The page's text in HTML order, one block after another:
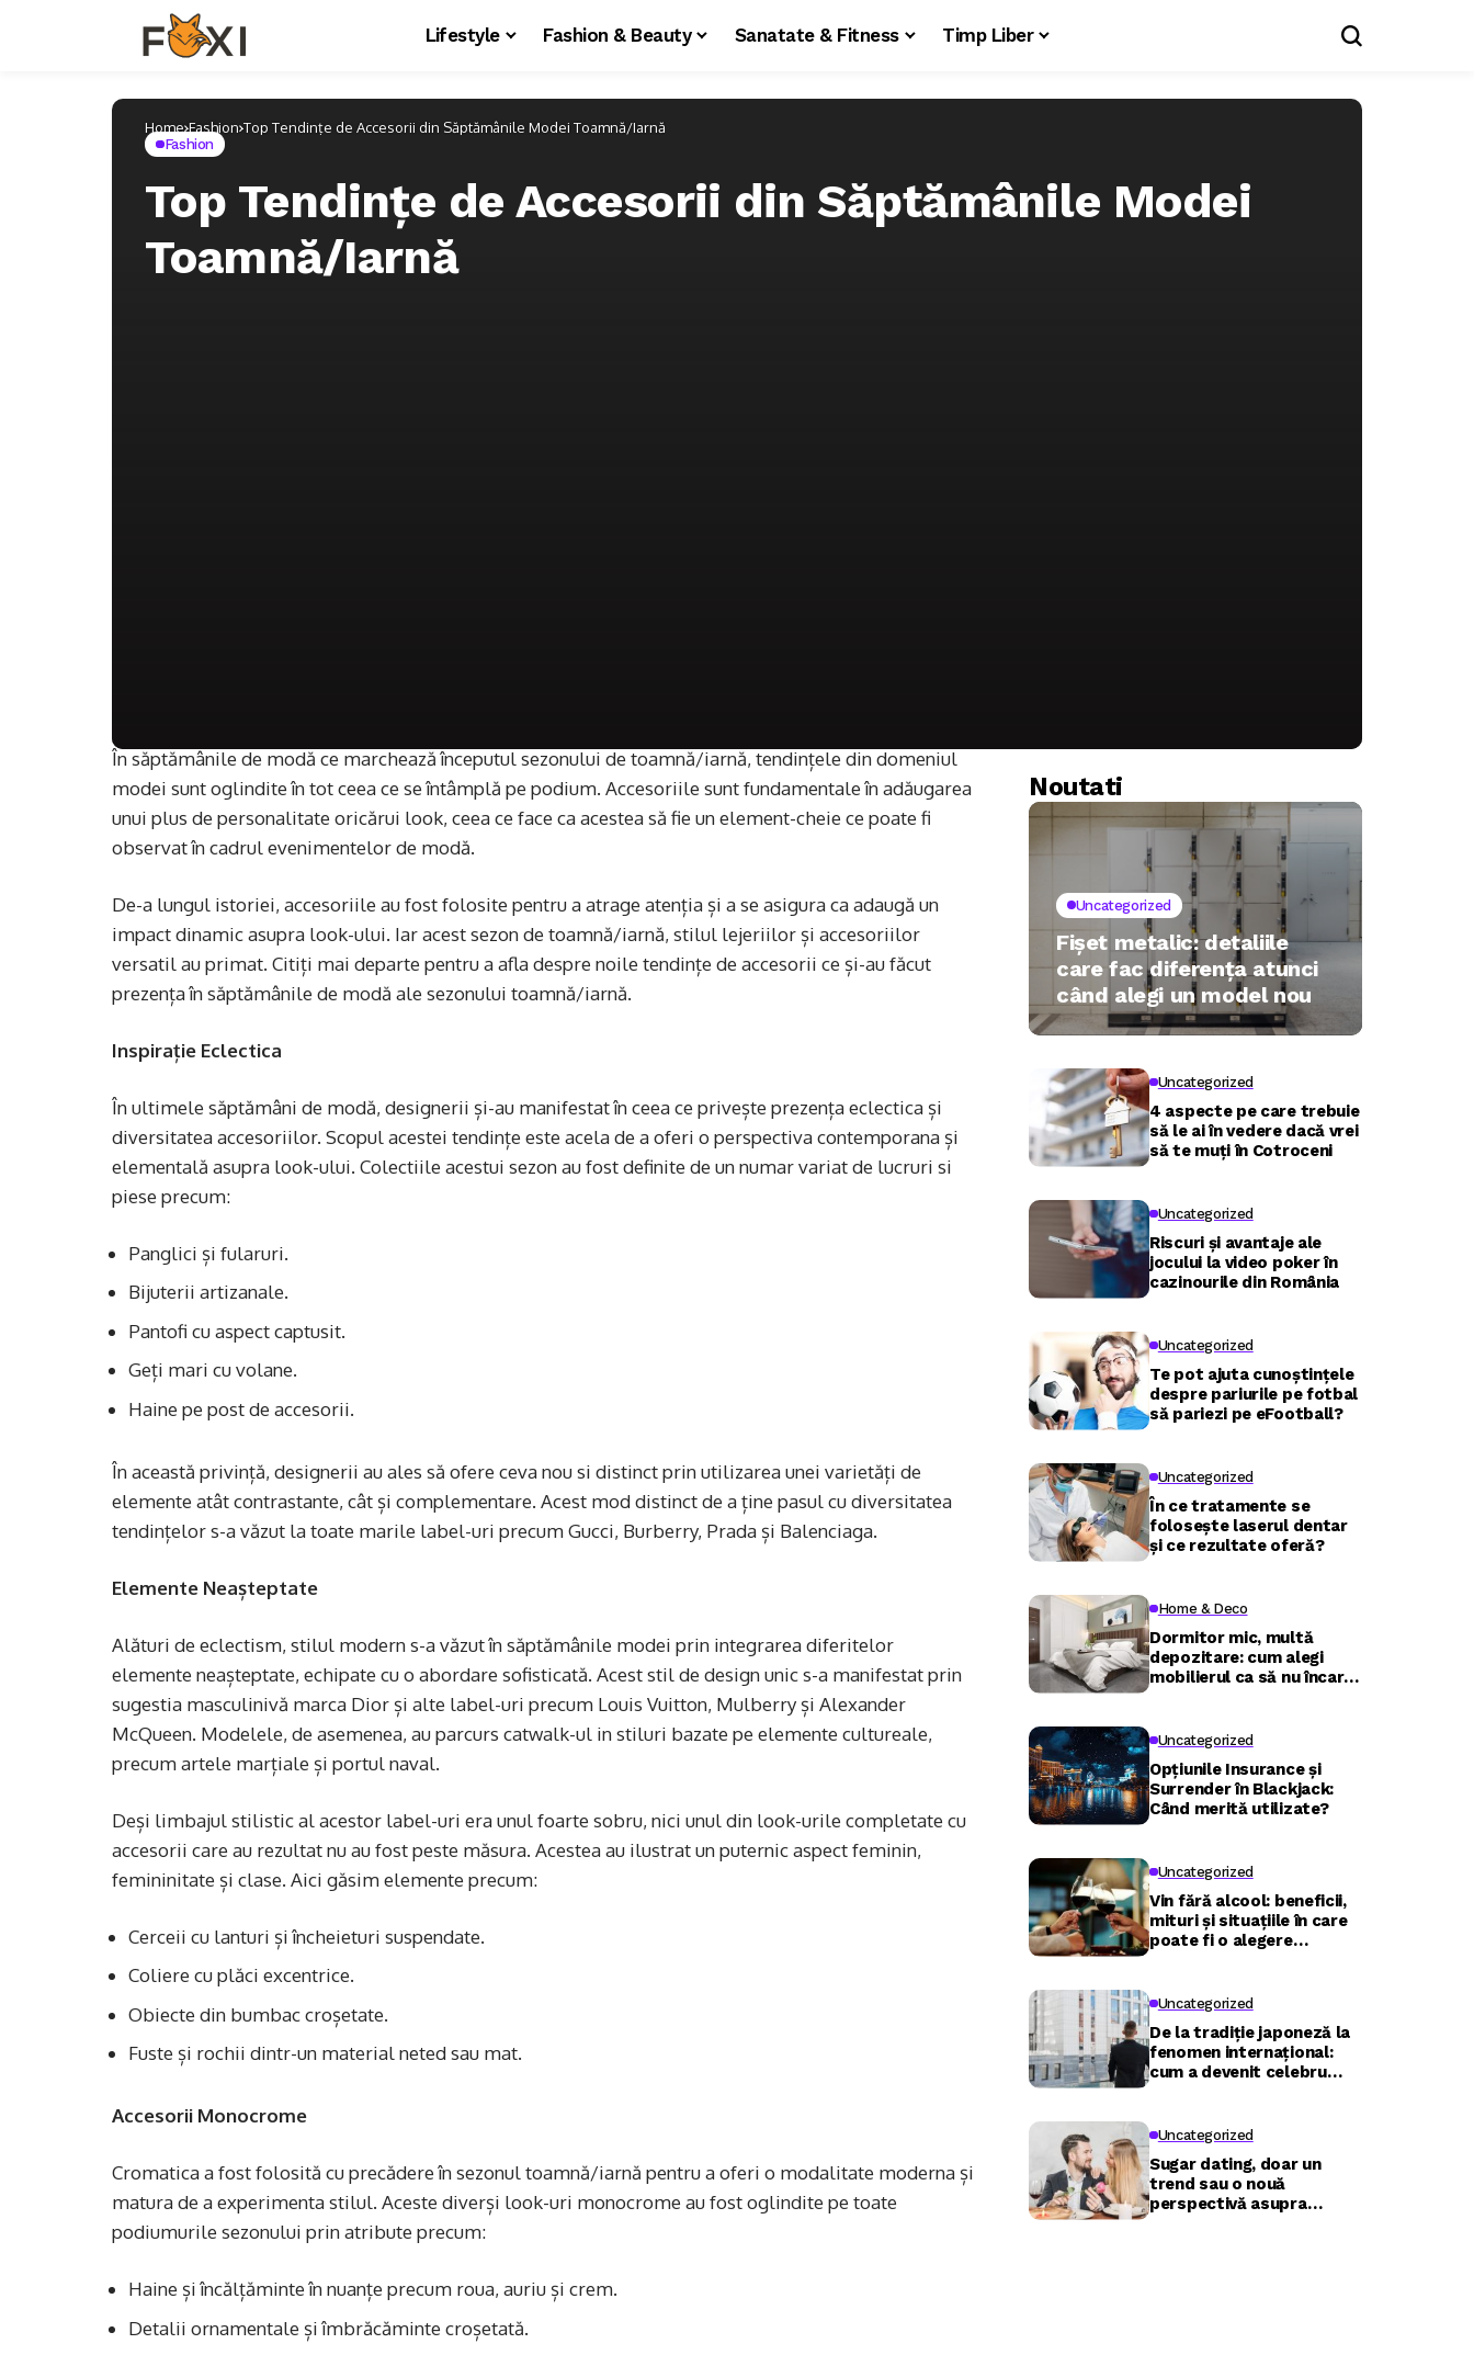
Lifestyle Fashion & Beauty Sanatate & Fitness Timp Liber
Home Fashion Top Tendințe de Accesorii din Săptămânile Modei Toamnă/Iarnă
Fashion
Top Tendințe de Accesorii din Săptămânile Modei
Toamnă/Iarnă
În săptămânile de modă ce marchează începutul sezonului de toamnă/iarnă, tendințele din domeniul
modei sunt oglindite în tot ceea ce se întâmplă pe podium. Accesoriile sunt fundamentale în adăugarea
unui plus de personalitate oricărui look, ceea ce face ca acestea să fie un element-cheie ce poate fi
observat în cadrul evenimentelor de modă.
De-a lungul istoriei, accesoriile au fost folosite pentru a atrage atenția și a se asigura ca adaugă un
impact dinamic asupra look-ului. Iar acest sezon de toamnă/iarnă, stilul lejeriilor și accesoriilor
versatil au primat. Citiți mai departe pentru a afla despre noile tendințe de accesorii ce și-au făcut
prezența în săptămânile de modă ale sezonului toamnă/iarnă.
Inspirație Eclectica
În ultimele săptămâni de modă, designerii și-au manifestat în ceea ce privește prezența eclectica și
diversitatea accesoriilor. Scopul acestei tendințe este acela de a oferi o perspectiva contemporana și
elementală asupra look-ului. Colectiile acestui sezon au fost definite de un numar variat de lucruri si
piese precum:
Panglici și fularuri.
Bijuterii artizanale.
Pantofi cu aspect captusit.
Geți mari cu volane.
Haine pe post de accesorii.
În această privință, designerii au ales să ofere ceva nou si distinct prin utilizarea unei varietăți de
elemente atât contrastante, cât și complementare. Acest mod distinct de a ține pasul cu diversitatea
tendințelor s-a văzut la toate marile label-uri precum Gucci, Burberry, Prada și Balenciaga.
Elemente Neașteptate
Alături de eclectism, stilul modern s-a văzut în săptămânile modei prin integrarea diferitelor
elemente neașteptate, echipate cu o abordare sofisticată. Acest stil de design unic s-a manifestat prin
sugestia masculinivă marca Dior și alte label-uri precum Louis Vuitton, Mulberry și Alexander
McQueen. Modelele, de asemenea, au parcurs catwalk-ul in stiluri bazate pe elemente cultureale,
precum artele marțiale și portul naval.
Deși limbajul stilistic al acestor label-uri era unul foarte sobru, nici unul din look-urile completate cu
accesorii care au rezultat nu au fost peste măsura. Acestea au ilustrat un puternic aspect feminin,
femininitate și clase. Aici găsim elemente precum:
Cerceii cu lanturi și încheieturi suspendate.
Coliere cu plăci excentrice.
Obiecte din bumbac croșetate.
Fuste și rochii dintr-un material neted sau mat.
Accesorii Monocrome
Cromatica a fost folosită cu precădere în sezonul toamnă/iarnă pentru a oferi o modalitate moderna și
matura de a experimenta stilul. Aceste diverși look-uri monocrome au fost oglindite pe toate
podiumurile sezonului prin atribute precum:
Haine și încălțăminte în nuanțe precum roua, auriu și crem.
Detalii ornamentale și îmbrăcăminte croșetată.
Noutati
Uncategorized
Fișet metalic: detaliile
care fac diferența atunci
când alegi un model nou
Uncategorized
4 aspecte pe care trebuie
să le ai în vedere dacă vrei
să te muți în Cotroceni
Uncategorized
Riscuri și avantaje ale
jocului la video poker în
cazinourile din România
Uncategorized
Te pot ajuta cunoștințele
despre pariurile pe fotbal
să pariezi pe eFootball?
Uncategorized
În ce tratamente se
folosește laserul dentar
și ce rezultate oferă?
Home & Deco
Dormitor mic, multă
depozitare: cum alegi
mobilierul ca să nu încarci
Uncategorized
Opțiunile Insurance și
Surrender în Blackjack:
Când merită utilizate?
Uncategorized
Vin fără alcool: beneficii,
mituri și situațiile în care
poate fi o alegere
Uncategorized
De la tradiție japoneză la
fenomen internațional:
cum a devenit celebru
Uncategorized
Sugar dating, doar un
trend sau o nouă
perspectivă asupra